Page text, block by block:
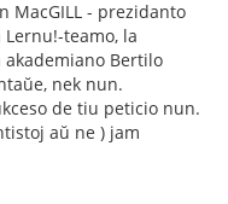
MacGILL - prezidanto
Lernu!-teamo, la
akademiano Bertilo
nek nun.
de tiu peticio nun.
aŭ ne ) jam